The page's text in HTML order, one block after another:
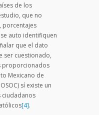
de los
que no
porcentajes
auto identifiquen
que el dato
ser cuestionado,
proporcionados
Mexicano de
sí existe un
ciudadanos
[4].